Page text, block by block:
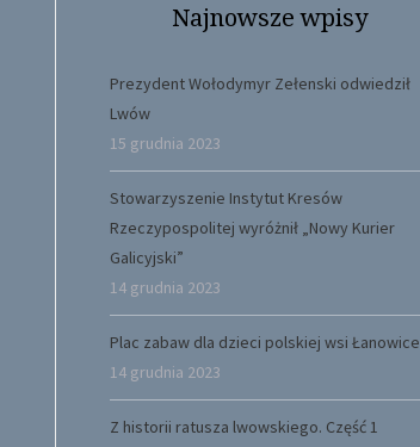
Najnowsze wpisy
Prezydent Wołodymyr Zełenski odwiedził
Lwów
15 grudnia 2023
Stowarzyszenie Instytut Kresów
Rzeczypospolitej wyróżnił „Nowy Kurier
Galicyjski”
14 grudnia 2023
Plac zabaw dla dzieci polskiej wsi Łanowice
14 grudnia 2023
Z historii ratusza lwowskiego. Część 1